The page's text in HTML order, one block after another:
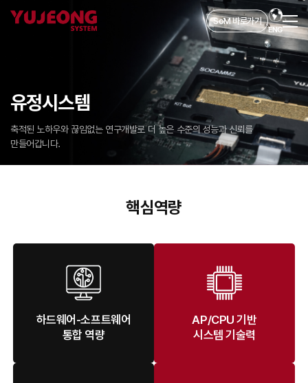
SoM 바로가기
ENG
유정시스템
축적된 노하우와 끊임없는 연구개발로 더 높은 수준의 성능과 신뢰를
만들어갑니다.
핵심역량
하드웨어-소프트웨어
통합 역량
AP/CPU 기반
시스템 기술력